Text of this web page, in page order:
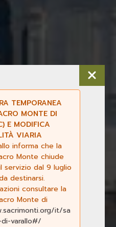
TEMPORANEA
MONTE DI
E MODIFICA
VIARIA
informa che la
Monte chiude
servizio dal 9 luglio
destinarsi.
consultare la
Monte di
it/sa
varallo#/